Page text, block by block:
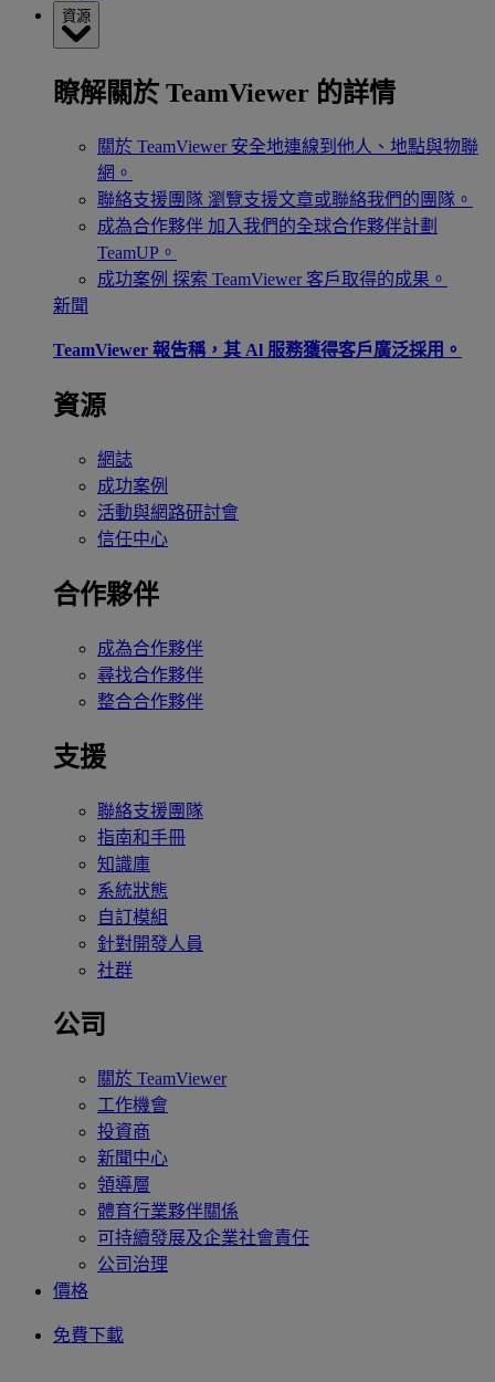
資源
瞭解關於 TeamViewer 的詳情
關於 TeamViewer 安全地連線到他人、地點與物聯
網。
聯絡支援團隊 瀏覽支援文章或聯絡我們的團隊。
成為合作夥伴 加入我們的全球合作夥伴計劃
TeamUP。
成功案例 探索 TeamViewer 客戶取得的成果。
新聞
TeamViewer 報告稱，其 Al 服務獲得客戶廣泛採用。
資源
網誌
成功案例
活動與網路研討會
信任中心
合作夥伴
成為合作夥伴
尋找合作夥伴
整合合作夥伴
支援
聯絡支援團隊
指南和手冊
知識庫
系統狀態
自訂模組
針對開發人員
社群
公司
關於 TeamViewer
工作機會
投資商
新聞中心
領導層
體育行業夥伴關係
可持續發展及企業社會責任
公司治理
價格
免費下載